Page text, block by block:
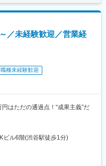
／未経験歓迎／営業経
職種未経験歓迎
はただの通過点！“成果主義”だ
ビル6階(渋谷駅徒歩1分)